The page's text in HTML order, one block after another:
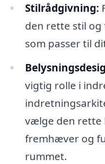
Stilrådgivning:
den rette stil
som passer til
vigtig rolle i
vælge den rette
fremhæver og
rummet.